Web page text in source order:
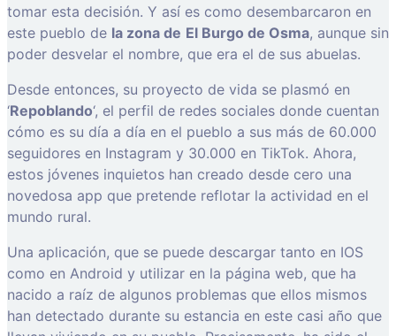
tomar esta decisión. Y así es como desembarcaron en
este pueblo de la zona de El Burgo de Osma, aunque sin
poder desvelar el nombre, que era el de sus abuelas.
Desde entonces, su proyecto de vida se plasmó en
‘Repoblando‘, el perfil de redes sociales donde cuentan
cómo es su día a día en el pueblo a sus más de 60.000
seguidores en Instagram y 30.000 en TikTok. Ahora,
estos jóvenes inquietos han creado desde cero una
novedosa app que pretende reflotar la actividad en el
mundo rural.
Una aplicación, que se puede descargar tanto en IOS
como en Android y utilizar en la página web, que ha
nacido a raíz de algunos problemas que ellos mismos
han detectado durante su estancia en este casi año que